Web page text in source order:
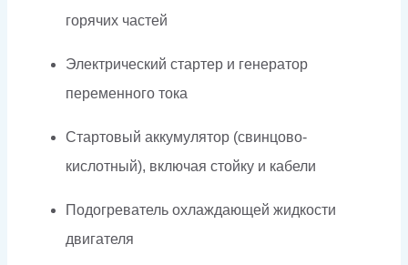
горячих частей
Электрический стартер и генератор
переменного тока
Стартовый аккумулятор (свинцово-
кислотный), включая стойку и кабели
Подогреватель охлаждающей жидкости
двигателя